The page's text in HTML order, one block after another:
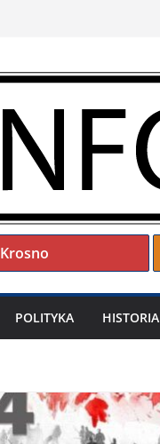
Krosno
POLITYKA HISTORIA